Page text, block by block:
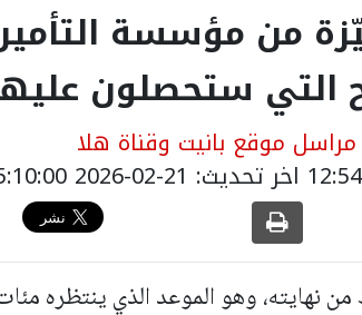
من مؤسسة
ستحصلون عليها
موقع بانيت وقناة هلا
اخر تحديث: 21-02-2026 15:10:00
نهايته، وهو الموعد الذي ينتظره